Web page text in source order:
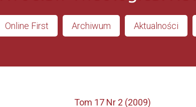
Online First Archiwum Aktualności
Tom 17 Nr 2 (2009)